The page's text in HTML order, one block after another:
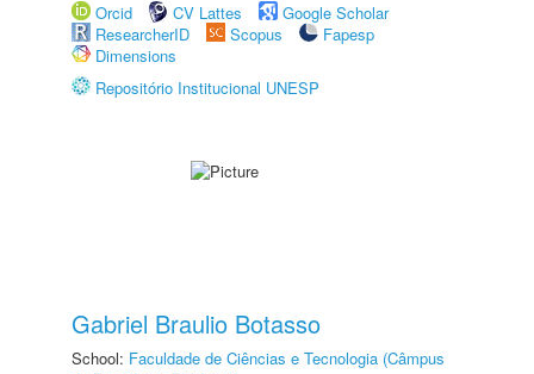
Orcid
CV Lattes
Google Scholar
ResearcherID
Scopus
Fapesp
Dimensions
Repositório Institucional UNESP
Gabriel Braulio Botasso
School: Faculdade de Ciências e Tecnologia (Câmpus